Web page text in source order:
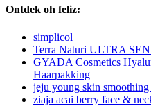
Ontdek oh feliz:
simplicol
Terra Naturi ULTRA
GYADA Cosmetics
Haarpakking
jeju young skin
ziaja acai berry face &